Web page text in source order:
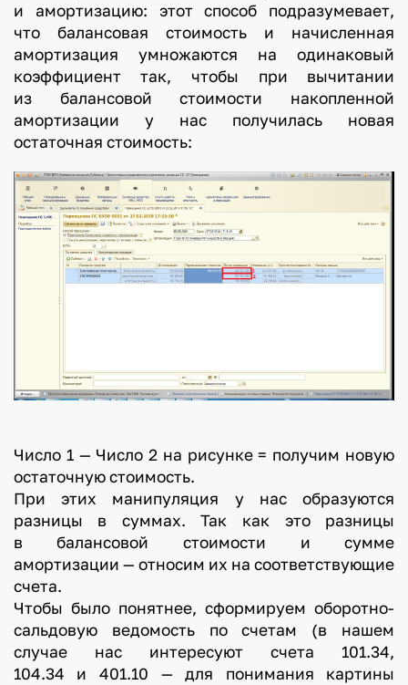
и амортизацию: этот способ подразумевает,
что балансовая стоимость и начисленная
амортизация умножаются на одинаковый
коэффициент так, чтобы при вычитании
из балансовой стоимости накопленной
амортизации у нас получилась новая
остаточная стоимость:
Число 1 — Число 2 на рисунке = получим новую
остаточную стоимость.
При этих манипуляция у нас образуются
разницы в суммах. Так как это разницы
в балансовой стоимости и сумме
амортизации — относим их на соответствующие
счета.
Чтобы было понятнее, сформируем оборотно-
сальдовую ведомость по счетам (в нашем
случае нас интересуют счета 101.34,
104.34 и 401.10 — для понимания картины